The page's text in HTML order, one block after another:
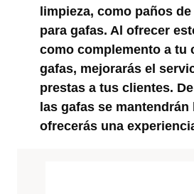
limpieza, como paños
para gafas. Al ofrecer
como complemento a tu
gafas, mejorarás el
prestas a tus clientes.
las gafas se mantendrán
ofrecerás una